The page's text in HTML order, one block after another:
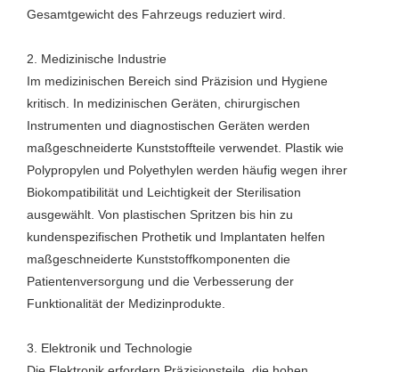
Gesamtgewicht des Fahrzeugs reduziert wird.
2. Medizinische Industrie
Im medizinischen Bereich sind Präzision und Hygiene
kritisch. In medizinischen Geräten, chirurgischen
Instrumenten und diagnostischen Geräten werden
maßgeschneiderte Kunststoffteile verwendet. Plastik wie
Polypropylen und Polyethylen werden häufig wegen ihrer
Biokompatibilität und Leichtigkeit der Sterilisation
ausgewählt. Von plastischen Spritzen bis hin zu
kundenspezifischen Prothetik und Implantaten helfen
maßgeschneiderte Kunststoffkomponenten die
Patientenversorgung und die Verbesserung der
Funktionalität der Medizinprodukte.
3. Elektronik und Technologie